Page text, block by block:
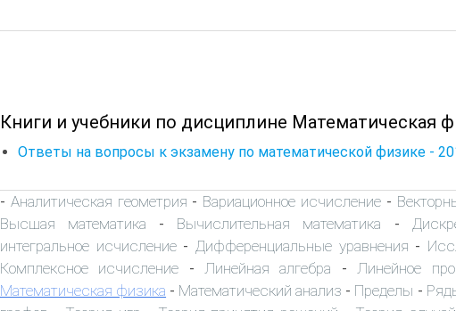
Книги и учебники по дисциплине Математическая
Ответы на вопросы к экзамену по математической физике -
- Аналитическая геометрия - Вариационное исчисление-
Высшая математика - Вычислительная математика -
интегральное исчисление- Дифференциальные уравнения -
Комплексное исчисление - Линейная алгебра - Линейное
Математическая физика - Математический анализ - Пределы -